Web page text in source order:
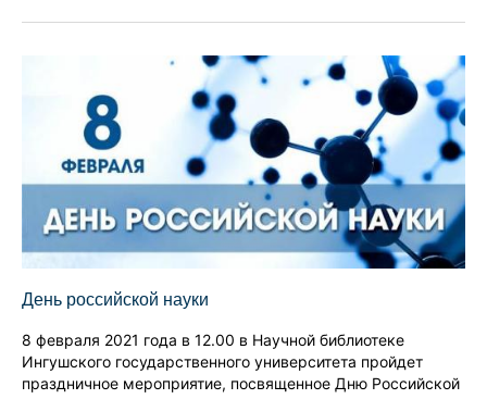
День российской науки
8 февраля 2021 года в 12.00 в Научной библиотеке
Ингушского государственного университета пройдет
праздничное мероприятие, посвященное Дню Российской